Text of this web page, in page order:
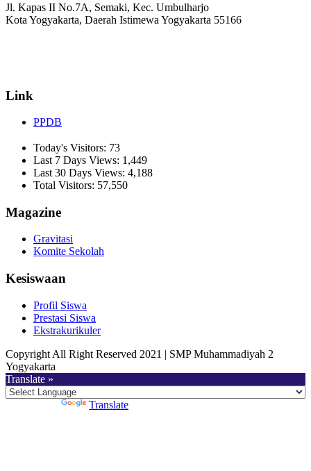
Jl. Kapas II No.7A, Semaki, Kec. Umbulharjo
Kota Yogyakarta, Daerah Istimewa Yogyakarta 55166
Link
PPDB
Today's Visitors: 73
Last 7 Days Views: 1,449
Last 30 Days Views: 4,188
Total Visitors: 57,550
Magazine
Gravitasi
Komite Sekolah
Kesiswaan
Profil Siswa
Prestasi Siswa
Ekstrakurikuler
Copyright All Right Reserved 2021 | SMP Muhammadiyah 2
Yogyakarta
Translate »
Translate